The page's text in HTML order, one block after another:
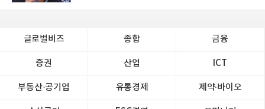
글로벌비즈 종합 금융
증권 산업 ICT
부동산·공기업 유통경제 제약∙바이오